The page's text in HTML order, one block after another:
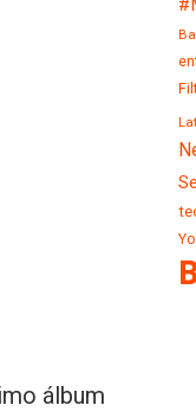
álbum